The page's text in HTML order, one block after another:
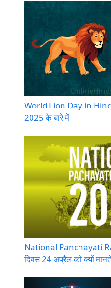
World Lion Day in Hindi:
2025 के बारे में
National Panchayati
दिवस 24 अप्रैल को क्यों